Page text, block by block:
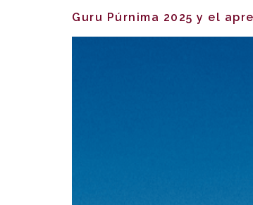
Guru Púrnima 2025 y el